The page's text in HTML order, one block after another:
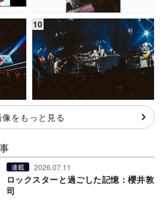
像をもっと見る
連載 2026.07.11
ロックスターと過ごした記憶：櫻井敦
司